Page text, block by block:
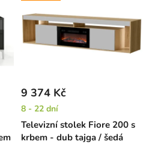
Televizní stolek Fiore 200 s
krbem - dub tajga / šedá
9 374 Kč
8 - 22 dní